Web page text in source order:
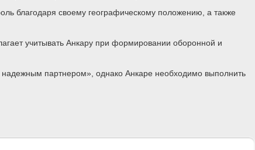
благодаря своему географическому положению, а также
учитывать Анкару при формировании оборонной и
партнером», однако Анкаре необходимо выполнить